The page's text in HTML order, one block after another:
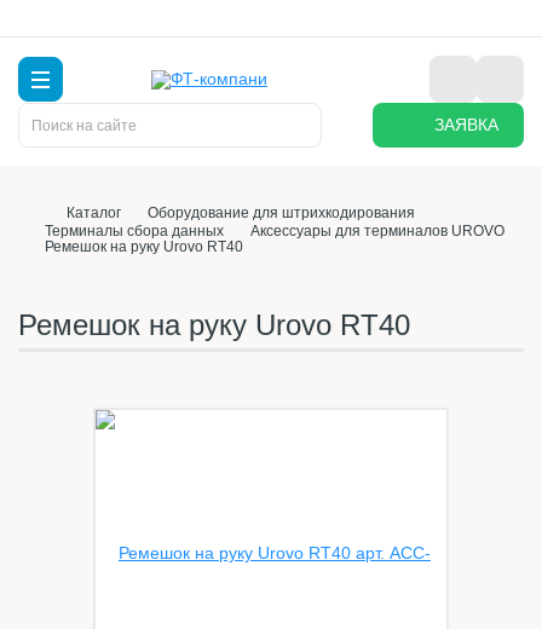
ЗАЯВКА
Каталог
Оборудование для штрихкодирования
Терминалы сбора данных
Аксессуары для терминалов UROVO
Ремешок на руку Urovo RT40
Ремешок на руку Urovo RT40